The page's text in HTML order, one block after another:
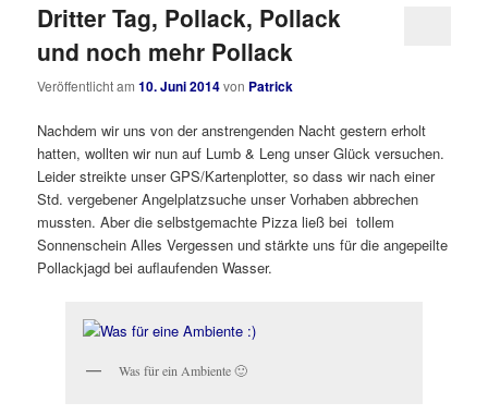
Dritter Tag, Pollack, Pollack
und noch mehr Pollack
Veröffentlicht am10. Juni 2014von Patrick
Nachdem wir uns von der anstrengenden Nacht gestern erholt
hatten, wollten wir nun auf Lumb & Leng unser Glück versuchen.
Leider streikte unser GPS/Kartenplotter, so dass wir nach einer
Std. vergebener Angelplatzsuche unser Vorhaben abbrechen
mussten. Aber die selbstgemachte Pizza ließ bei tollem
Sonnenschein Alles Vergessen und stärkte uns für die angepeilte
Pollackjagd bei auflaufenden Wasser.
Was für ein Ambiente 🙂